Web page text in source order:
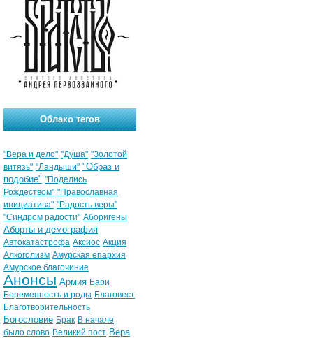
Облако тегов
"Вера и дело" "Душа" "Золотой
витязь" "Ландыши" "Образ и
подобие" "Поделись
Рождеством" "Православная
инициатива" "Радость веры"
"Синдром радости" Аборигены
Аборты и демография
Автокатастрофа Аксиос Акция
Алкоголизм Амурская епархия
Амурское благочиние
Анонсы Армия Бари
Беременность и роды Благовест
Благотворительность
Богословие Брак В начале
было слово Великий пост Вера